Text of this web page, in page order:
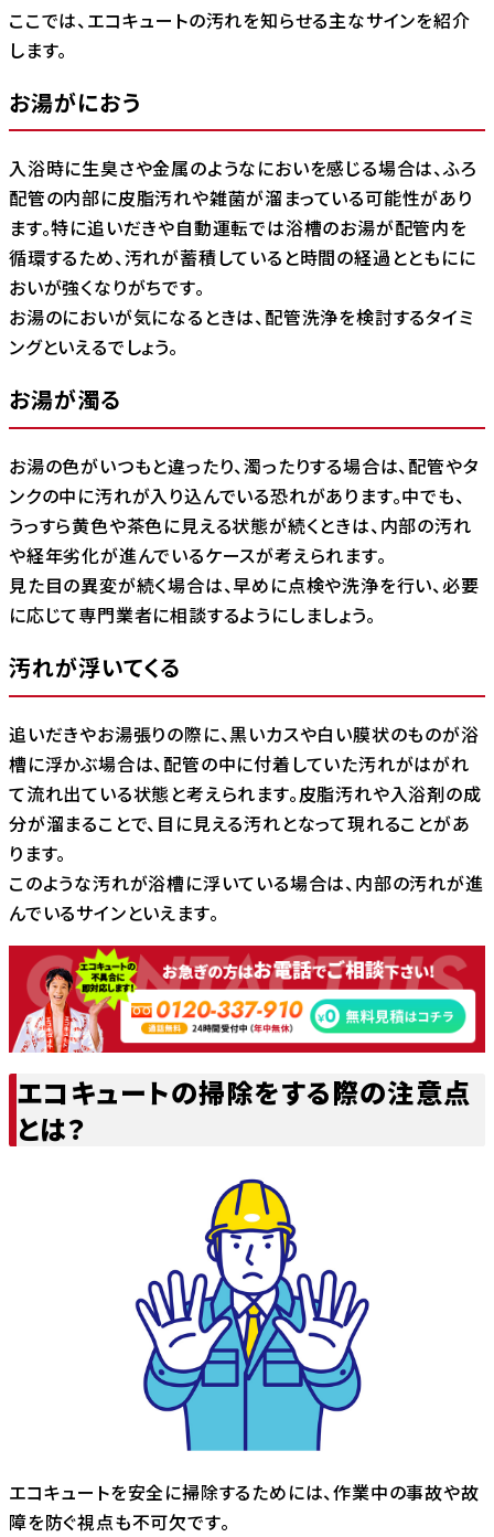
ここでは、エコキュートの汚れを知らせる主なサインを紹介
します。
お湯がにおう
入浴時に生臭さや金属のようなにおいを感じる場合は、ふろ
配管の内部に皮脂汚れや雑菌が溜まっている可能性があり
ます。特に追いだきや自動運転では浴槽のお湯が配管内を
循環するため、汚れが蓄積していると時間の経過とともにに
おいが強くなりがちです。
お湯のにおいが気になるときは、配管洗浄を検討するタイミ
ングといえるでしょう。
お湯が濁る
お湯の色がいつもと違ったり、濁ったりする場合は、配管やタ
ンクの中に汚れが入り込んでいる恐れがあります。中でも、
うっすら黄色や茶色に見える状態が続くときは、内部の汚れ
や経年劣化が進んでいるケースが考えられます。
見た目の異変が続く場合は、早めに点検や洗浄を行い、必要
に応じて専門業者に相談するようにしましょう。
汚れが浮いてくる
追いだきやお湯張りの際に、黒いカスや白い膜状のものが浴
槽に浮かぶ場合は、配管の中に付着していた汚れがはがれ
て流れ出ている状態と考えられます。皮脂汚れや入浴剤の成
分が溜まることで、目に見える汚れとなって現れることがあ
ります。
このような汚れが浴槽に浮いている場合は、内部の汚れが進
んでいるサインといえます。
エコキュートの掃除をする際の注意点
とは？
エコキュートを安全に掃除するためには、作業中の事故や故
障を防ぐ視点も不可欠です。